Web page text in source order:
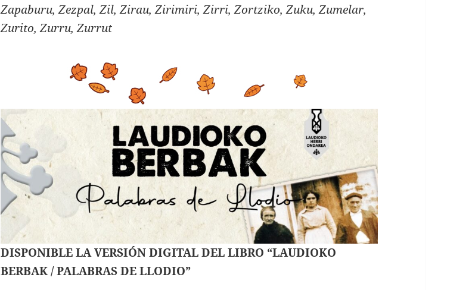
Zapaburu, Zezpal, Zil, Zirau, Zirimiri, Zirri, Zortziko, Zuku, Zumelar,
Zurito, Zurru, Zurrut
DISPONIBLE LA VERSIÓN DIGITAL DEL LIBRO “LAUDIOKO
BERBAK / PALABRAS DE LLODIO”